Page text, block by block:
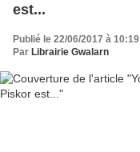
est...
Publié le 22/06/2017 à 10:19
Par Librairie Gwalarn